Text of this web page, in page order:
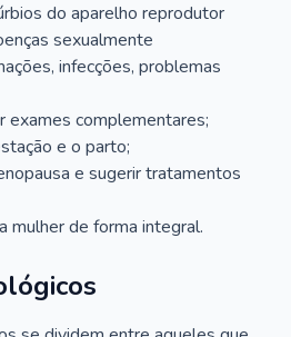
do aparelho reprodutor
sexualmente
infecções, problemas
exames complementares;
e o parto;
e sugerir tratamentos
mulher de forma integral.